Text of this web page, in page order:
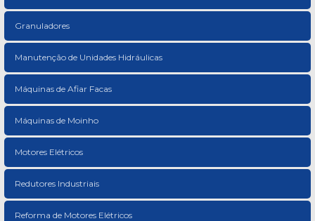
Granuladores
Manutenção de Unidades Hidráulicas
Máquinas de Afiar Facas
Máquinas de Moinho
Motores Elétricos
Redutores Industriais
Reforma de Motores Elétricos